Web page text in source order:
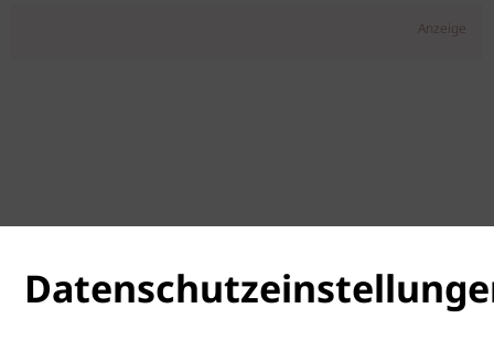
Anzeige